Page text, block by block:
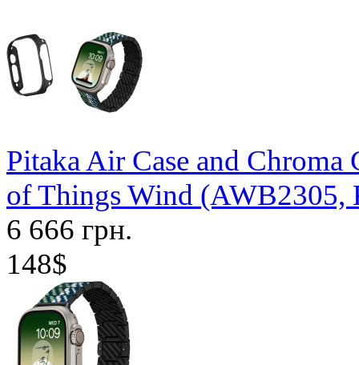
Pitaka Air Case and
of Things Wind (AWB2305,
6 666 грн.
148$